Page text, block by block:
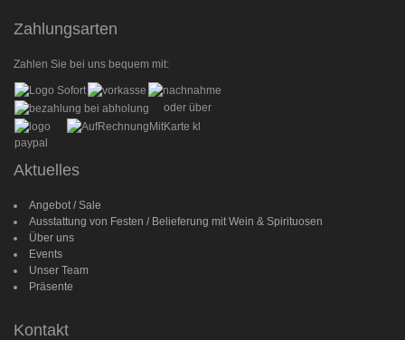
Zahlungsarten
Zahlen Sie bei uns bequem mit:
oder über
Aktuelles
Angebot / Sale
Ausstattung von Festen / Belieferung mit Wein & Spirituosen
Über uns
Events
Unser Team
Präsente
Kontakt